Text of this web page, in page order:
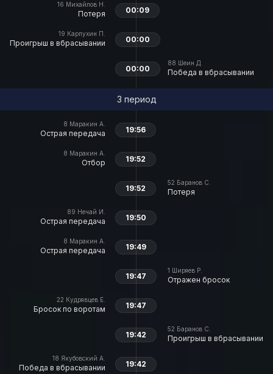
16 Михайлов Н.
Потеря 00:09
19 Карпухин П.
Проигрыш в вбрасывании 00:00
88 Шеин Д.
Победа в вбрасывании
00:00
3 период
8 Маракин А.
Острая передача 19:56
8 Маракин А.
Отбор 19:52
52 Баранов С.
Потеря
19:52
89 Нечай И.
Острая передача 19:50
8 Маракин А.
Острая передача 19:49
1 Ширяев Р.
Отражен бросок
19:47
22 Кудрявцев Е.
Бросок по воротам 19:47
52 Баранов С.
Проигрыш в вбрасывании
19:42
18 Якубовский А.
Победа в вбрасывании 19:42